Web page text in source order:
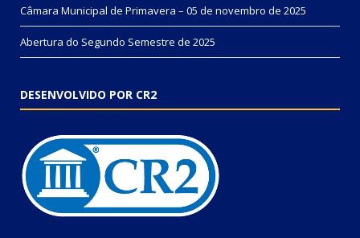
Câmara Municipal de Primavera – 05 de novembro de 2025
Abertura do Segundo Semestre de 2025
DESENVOLVIDO POR CR2